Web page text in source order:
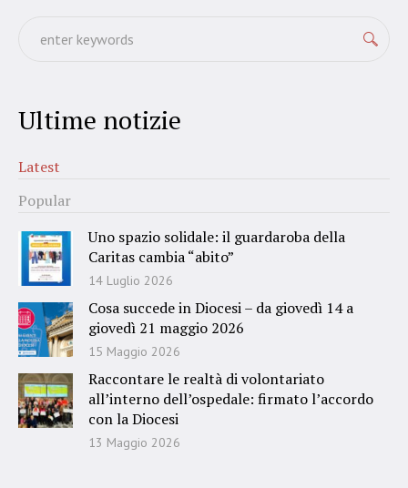
Ultime notizie
Latest
Popular
Uno spazio solidale: il guardaroba della
Caritas cambia “abito”
14 Luglio 2026
Cosa succede in Diocesi – da giovedì 14 a
giovedì 21 maggio 2026
15 Maggio 2026
Raccontare le realtà di volontariato
all’interno dell’ospedale: firmato l’accordo
con la Diocesi
13 Maggio 2026